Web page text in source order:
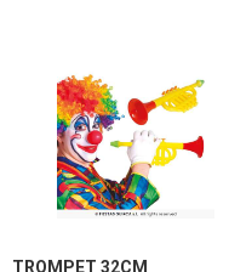
TROMPET 32CM